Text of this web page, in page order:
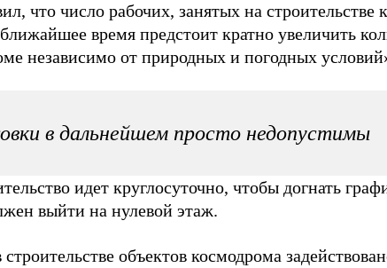
что число рабочих, занятых на строительстве
время предстоит кратно увеличить
независимо от природных и погодных
в дальнейшем просто недопустимы
идет круглосуточно, чтобы догнать
выйти на нулевой этаж.
объектов космодрома